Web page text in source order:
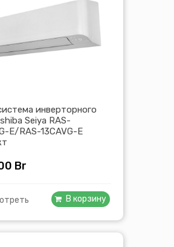
инверторного
Seiya RAS-
E/RAS-13CAVG-E
Br
В корзину